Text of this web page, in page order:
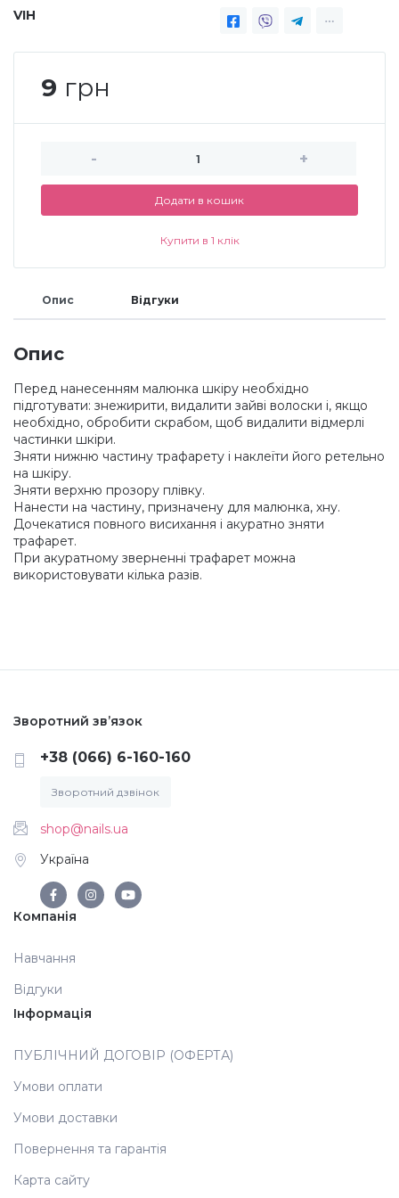
Дезінфекція та стерилізація
Декор для нігтів
Наклейки гнучкі лінії
Блискітки (пісок для нігтів)
Меланж (цукровий ефект)
Каміфубукі (конфетті)
Слюда
Фарби для розпису
Аксесуари
VIH
9 грн
- +
Додати в кошик
Купити в 1 клік
Опис Відгуки
Опис
Перед нанесенням малюнка шкіру необхідно
підготувати: знежирити, видалити зайві волоски і, якщо
необхідно, обробити скрабом, щоб видалити відмерлі
частинки шкіри.
Зняти нижню частину трафарету і наклеїти його ретельно
на шкіру.
Зняти верхню прозору плівку.
Нанести на частину, призначену для малюнка, хну.
Дочекатися повного висихання і акуратно зняти
трафарет.
При акуратному зверненні трафарет можна
використовувати кілька разів.
Зворотний зв’язок
+38 (066) 6-160-160
Зворотний дзвінок
shop@nails.ua
Україна
Компанія
Навчання
Відгуки
Інформація
ПУБЛІЧНИЙ ДОГОВІР (ОФЕРТА)
Умови оплати
Умови доставки
Повернення та гарантія
Карта сайту